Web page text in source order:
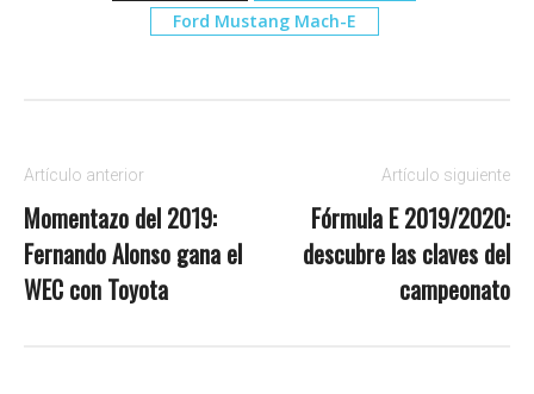
Ford Mustang Mach-E
Artículo anterior
Momentazo del 2019:
Fernando Alonso gana el
WEC con Toyota
Artículo siguiente
Fórmula E 2019/2020:
descubre las claves del
campeonato